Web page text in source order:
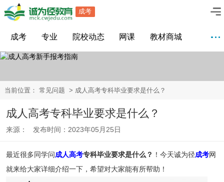
成考
成考 专业 院校动态 网课 教材商城
当前位置： 常见问题 > 成人高考专科毕业要求是什么？
成人高考专科毕业要求是什么？
来源： 发布时间：2023年05月25日
最近很多同学问成人高考专科毕业要求是什么？ ！今天诚为径成考网
就来给大家详细介绍一下，希望对大家能有所帮助！